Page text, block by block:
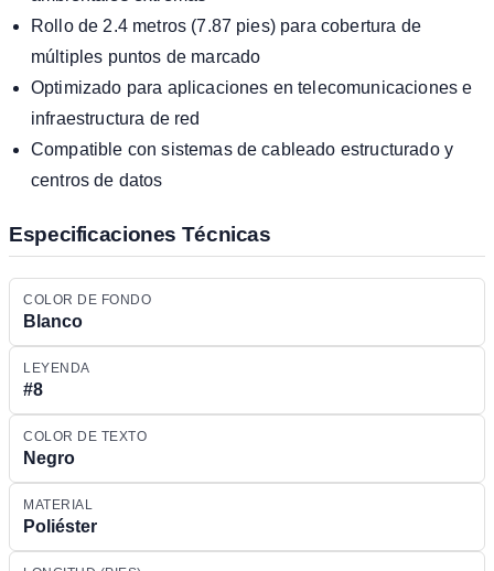
Rollo de 2.4 metros (7.87 pies) para cobertura de
múltiples puntos de marcado
Optimizado para aplicaciones en telecomunicaciones e
infraestructura de red
Compatible con sistemas de cableado estructurado y
centros de datos
Especificaciones Técnicas
COLOR DE FONDO
Blanco
LEYENDA
#8
COLOR DE TEXTO
Negro
MATERIAL
Poliéster